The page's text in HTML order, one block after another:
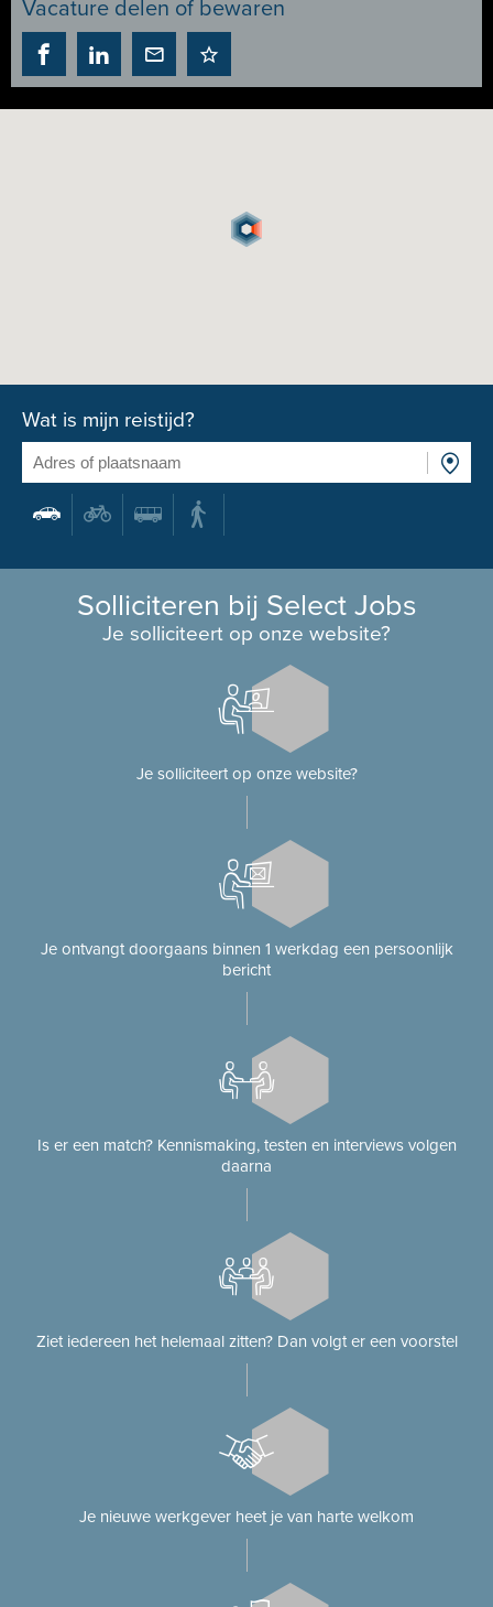
Vacature delen of bewaren
Wat is mijn reistijd?
Solliciteren bij Select Jobs
Je solliciteert op onze website?
Je solliciteert op onze website?
Je ontvangt doorgaans binnen 1 werkdag een persoonlijk
bericht
Is er een match? Kennismaking, testen en interviews volgen
daarna
Ziet iedereen het helemaal zitten? Dan volgt er een voorstel
Je nieuwe werkgever heet je van harte welkom